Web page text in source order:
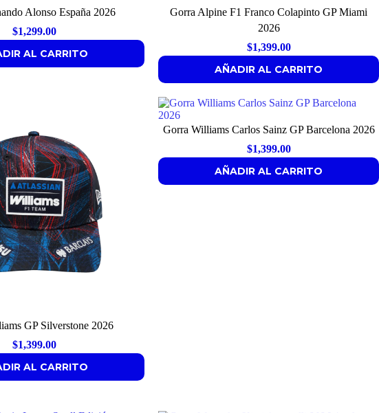
Alonso España 2026
$1,299.00
AL CARRITO
Gorra Alpine F1 Franco Colapinto GP Miami
2026
$1,399.00
AÑADIR AL CARRITO
GP Silverstone 2026
$1,399.00
AL CARRITO
Gorra Williams Carlos Sainz GP Barcelona 2026
$1,399.00
AÑADIR AL CARRITO